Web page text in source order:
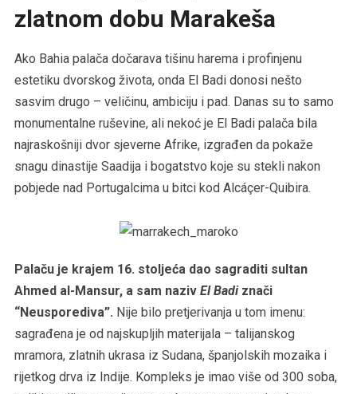
zlatnom dobu Marakeša
Ako Bahia palača dočarava tišinu harema i profinjenu
estetiku dvorskog života, onda El Badi donosi nešto
sasvim drugo – veličinu, ambiciju i pad. Danas su to samo
monumentalne ruševine, ali nekoć je El Badi palača bila
najraskošniji dvor sjeverne Afrike, izgrađen da pokaže
snagu dinastije Saadija i bogatstvo koje su stekli nakon
pobjede nad Portugalcima u bitci kod Alcáçer-Quibira.
Palaču je krajem 16. stoljeća dao sagraditi sultan
Ahmed al-Mansur, a sam naziv El Badiznači
“Neusporediva”. Nije bilo pretjerivanja u tom imenu:
sagrađena je od najskupljih materijala – talijanskog
mramora, zlatnih ukrasa iz Sudana, španjolskih mozaika i
rijetkog drva iz Indije. Kompleks je imao više od 300 soba,